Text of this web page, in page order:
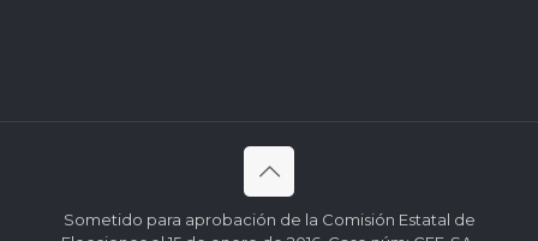
Sometido para aprobación de la Comisión Estatal de